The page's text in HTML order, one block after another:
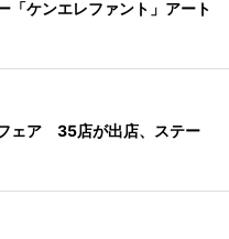
「ケンエレファント」アート
ェア 35店が出店、ステー